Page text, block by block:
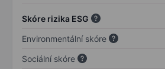
Skóre rizika ESG
Environmentální skóre
Sociální skóre